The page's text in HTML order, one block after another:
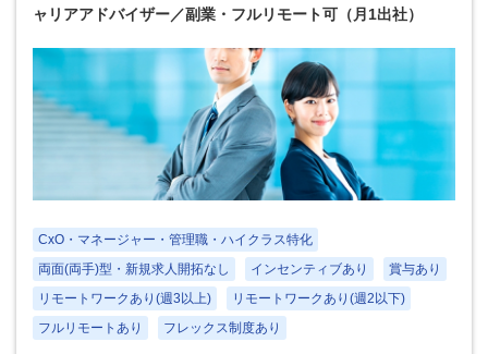
ャリアアドバイザー／副業・フルリモート可（月1出社）
CxO・マネージャー・管理職・ハイクラス特化
両面(両手)型・新規求人開拓なし
インセンティブあり
賞与あり
リモートワークあり(週3以上)
リモートワークあり(週2以下)
フルリモートあり
フレックス制度あり